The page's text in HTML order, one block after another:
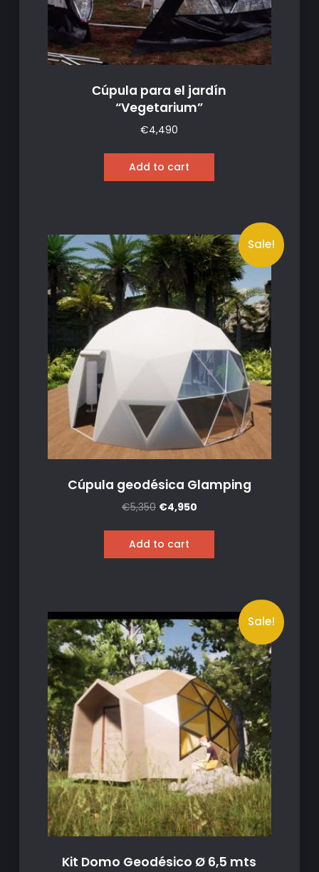
Сúpula para el jardín
“Vegetarium”
€4,490
Add to cart
Sale!
Cúpula geodésica Glamping
€5,350 €4,950
Add to cart
Sale!
Kit Domo Geodésico Ø 6,5 mts